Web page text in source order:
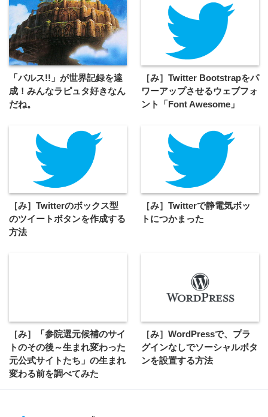
「バルス!!」が世界記録を達
成！みんなラピュタ好きなん
だね。
［み］Twitter Bootstrapをパ
ワーアップさせるウェブフォ
ント「Font Awesome」
［み］Twitterのボックス型
のツイートボタンを作成する
方法
［み］Twitterで静電気ボッ
トにつかまった
［み］「参院選元候補のサイ
トのその後～生まれ変わった
元公式サイトたち」の生まれ
変わる前を調べてみた
［み］WordPressで、プラ
グインなしでソーシャルボタ
ンを設置する方法